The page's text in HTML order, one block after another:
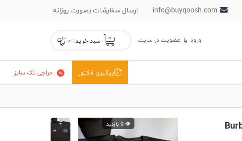
ارسال سفارشات بصورت روزانه info@buyqoosh.com
۰ سبد خرید : ۰ ورود یا عضویت در سایت
حراجی تک سایز پیگیری فاکتور
👁️ 0 بازدید